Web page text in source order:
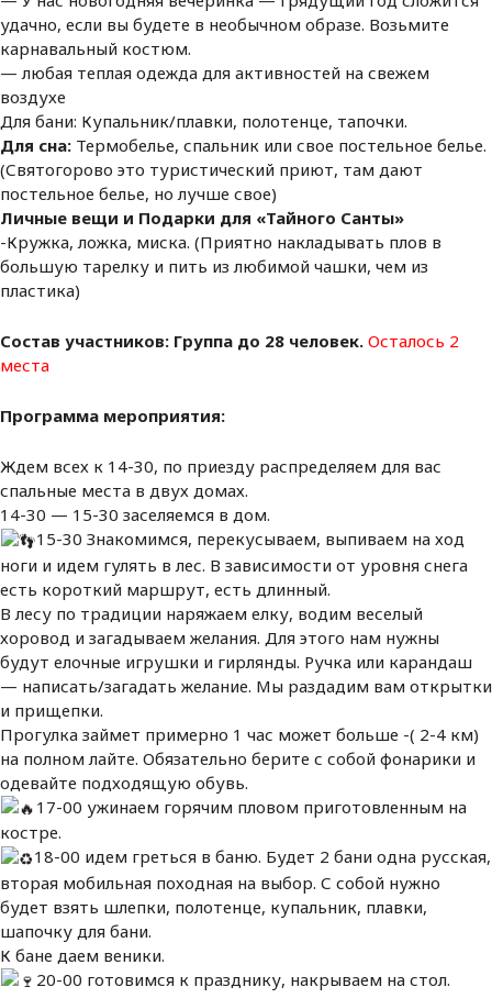
удачно, если вы будете в необычном образе. Возьмите
карнавальный костюм.
— любая теплая одежда для активностей на свежем
воздухе
Для бани: Купальник/плавки, полотенце, тапочки.
Для сна: Термобелье, спальник или свое постельное белье.
(Святогорово это туристический приют, там дают
постельное белье, но лучше свое)
Личные вещи и Подарки для «Тайного Санты»
-Кружка, ложка, миска. (Приятно накладывать плов в
большую тарелку и пить из любимой чашки, чем из
пластика)
Состав участников: Группа до 28 человек. Осталось 2
места
Программа мероприятия:
Ждем всех к 14-30, по приезду распределяем для вас
спальные места в двух домах.
14-30 — 15-30 заселяемся в дом.
15-30 Знакомимся, перекусываем, выпиваем на ход
ноги и идем гулять в лес. В зависимости от уровня снега
есть короткий маршрут, есть длинный.
В лесу по традиции наряжаем елку, водим веселый
хоровод и загадываем желания. Для этого нам нужны
будут елочные игрушки и гирлянды. Ручка или карандаш
— написать/загадать желание. Мы раздадим вам открытки
и прищепки.
Прогулка займет примерно 1 час может больше -( 2-4 км)
на полном лайте. Обязательно берите с собой фонарики и
одевайте подходящую обувь.
17-00 ужинаем горячим пловом приготовленным на
костре.
18-00 идем греться в баню. Будет 2 бани одна русская,
вторая мобильная походная на выбор. С собой нужно
будет взять шлепки, полотенце, купальник, плавки,
шапочку для бани.
К бане даем веники.
20-00 готовимся к празднику, накрываем на стол.